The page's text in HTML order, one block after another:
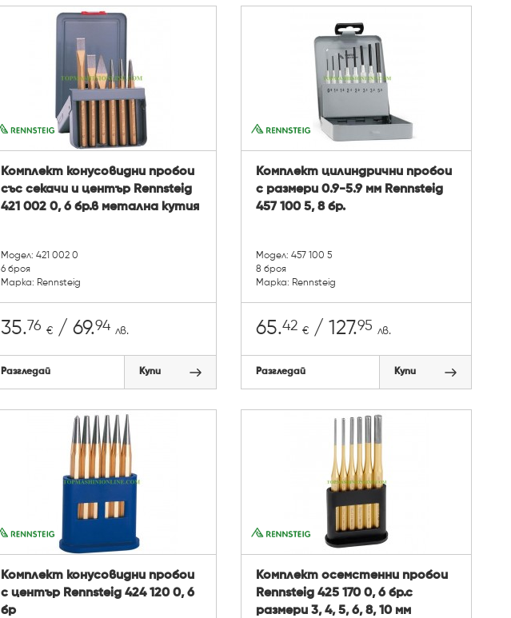
Комплект конусовидни пробои
със секачи и център Rennsteig
421 002 0, 6 бр.в метална кутия
Модел: 421 002 0
6 броя
Марка: Rennsteig
35.76 €/ 69.94 лв.
Разгледай Купи
Комплект цилиндрични пробои
с размери 0.9-5.9 мм Rennsteig
457 100 5, 8 бр.
Модел: 457 100 5
8 броя
Марка: Rennsteig
65.42 € / 127.95 лв.
Разгледай Купи
Комплект конусовидни пробои
с център Rennsteig 424 120 0, 6
бр
Комплект осемстенни пробои
Rennsteig 425 170 0, 6 бр.с
размери 3, 4, 5, 6, 8, 10 мм